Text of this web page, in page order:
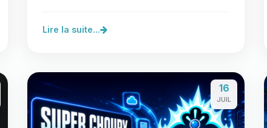
Lire la suite...
16
JUIL